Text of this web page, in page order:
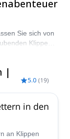
Sie sich von
Klippen
an der Küste
und
nur Ihren
|
5.0 (19)
in den
an Klippen